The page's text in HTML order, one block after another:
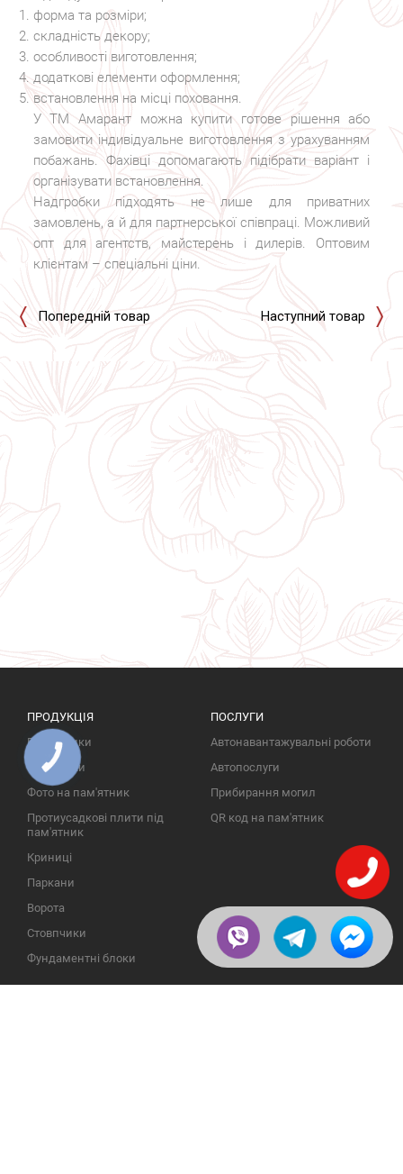
форма та розміри;
складність декору;
особливості виготовлення;
додаткові елементи оформлення;
встановлення на місці поховання.
У ТМ Амарант можна купити готове рішення або
замовити індивідуальне виготовлення з урахуванням
побажань. Фахівці допомагають підібрати варіант і
організувати встановлення.
Надгробки підходять не лише для приватних
замовлень, а й для партнерської співпраці. Можливий
опт для агентств, майстерень і дилерів. Оптовим
клієнтам – спеціальні ціни.
Попередній товар Наступний товар
ПРОДУКЦІЯ
Пам'ятники
Надгробки
Фото на пам'ятник
Протиусадкові плити під
пам'ятник
Криниці
Паркани
Ворота
Стовпчики
Фундаментні блоки
ПОСЛУГИ
Автонавантажувальні роботи
Автопослуги
Прибирання могил
QR код на пам'ятник
КНОПКА
ЗВ'ЯЗКУ